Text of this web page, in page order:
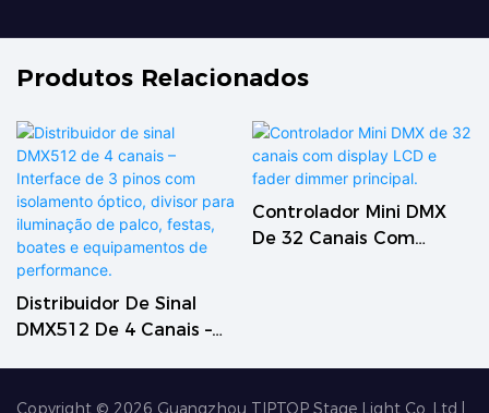
Produtos Relacionados
Distribuidor De Sinal
DMX512 De 4 Canais –
Divisor Para Iluminação
Controlador Mini DMX
De 32 Canais Com
Copyright © 2026 Guangzhou TIPTOP Stage Light Co.,Ltd